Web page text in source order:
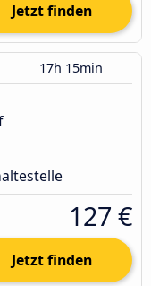
Jetzt finden
17h 15min
127 €
Jetzt finden